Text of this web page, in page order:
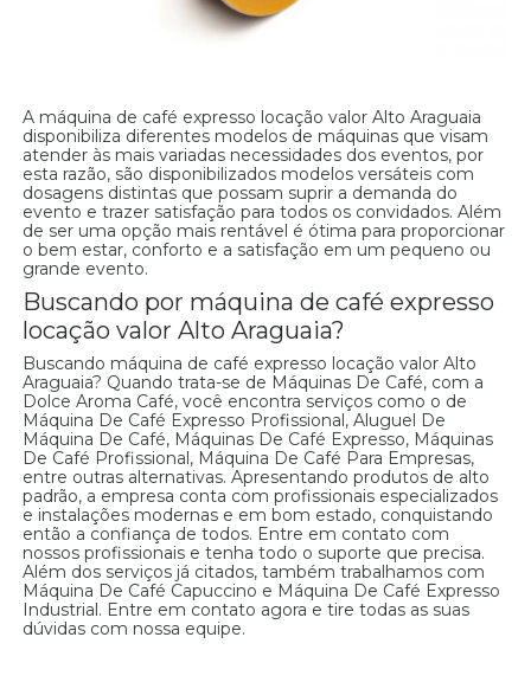
A máquina de café expresso locação valor Alto Araguaia
disponibiliza diferentes modelos de máquinas que visam
atender às mais variadas necessidades dos eventos, por
esta razão, são disponibilizados modelos versáteis com
dosagens distintas que possam suprir a demanda do
evento e trazer satisfação para todos os convidados. Além
de ser uma opção mais rentável é ótima para proporcionar
o bem estar, conforto e a satisfação em um pequeno ou
grande evento.
Buscando por máquina de café expresso
locação valor Alto Araguaia?
Buscando máquina de café expresso locação valor Alto
Araguaia? Quando trata-se de Máquinas De Café, com a
Dolce Aroma Café, você encontra serviços como o de
Máquina De Café Expresso Profissional, Aluguel De
Máquina De Café, Máquinas De Café Expresso, Máquinas
De Café Profissional, Máquina De Café Para Empresas,
entre outras alternativas. Apresentando produtos de alto
padrão, a empresa conta com profissionais especializados
e instalações modernas e em bom estado, conquistando
então a confiança de todos. Entre em contato com
nossos profissionais e tenha todo o suporte que precisa.
Além dos serviços já citados, também trabalhamos com
Máquina De Café Capuccino e Máquina De Café Expresso
Industrial. Entre em contato agora e tire todas as suas
dúvidas com nossa equipe.